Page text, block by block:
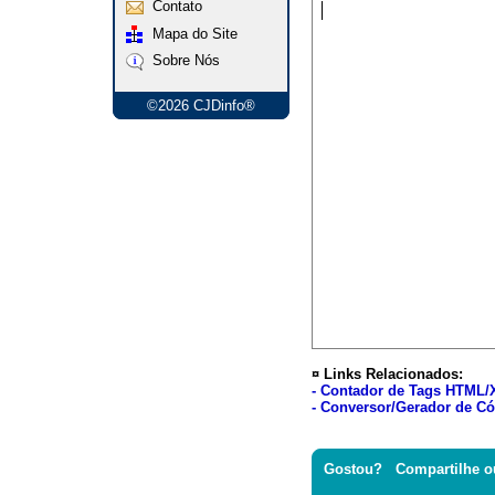
Contato
Mapa do Site
Sobre Nós
©2026 CJDinfo®
¤ Links Relacionados:
- Contador de Tags HTML/
- Conversor/Gerador de
Gostou? Compartilhe